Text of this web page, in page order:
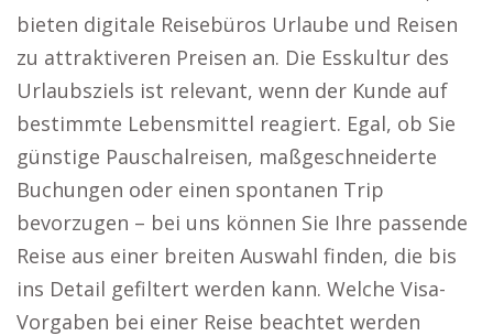
bieten digitale Reisebüros Urlaube und Reisen
zu attraktiveren Preisen an. Die Esskultur des
Urlaubsziels ist relevant, wenn der Kunde auf
bestimmte Lebensmittel reagiert. Egal, ob Sie
günstige Pauschalreisen, maßgeschneiderte
Buchungen oder einen spontanen Trip
bevorzugen – bei uns können Sie Ihre passende
Reise aus einer breiten Auswahl finden, die bis
ins Detail gefiltert werden kann. Welche Visa-
Vorgaben bei einer Reise beachtet werden